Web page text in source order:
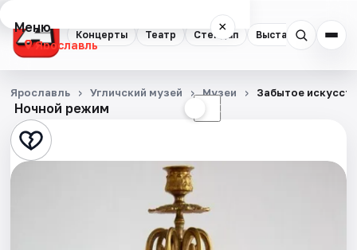
Концерты Театр Стендап Выставки
Меню ×
Ярославль
Концерты
Театр
Стендап
Ночной режим ☾
Ярославль Угличский музей Музеи Забытое